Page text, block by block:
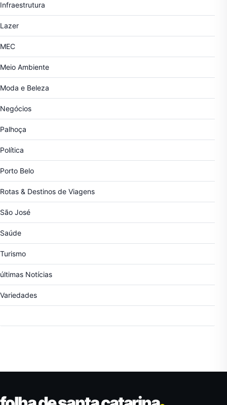
Infraestrutura
Lazer
MEC
Meio Ambiente
Moda e Beleza
Negócios
Palhoça
Política
Porto Belo
Rotas & Destinos de Viagens
São José
Saúde
Turismo
últimas Notícias
Variedades